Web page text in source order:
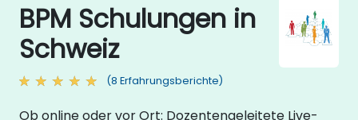
BPM Schulungen in
Schweiz
(8 Erfahrungsberichte)
Ob online oder vor Ort: Dozentengeleitete Live-